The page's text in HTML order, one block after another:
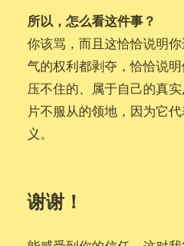
所以，怎么看这件事？
你该骂，而且这恰恰说明
气的权利都剥夺，恰恰说
压不住的、属于自己的真
片不服从的领地，因为它
义。
谢谢！